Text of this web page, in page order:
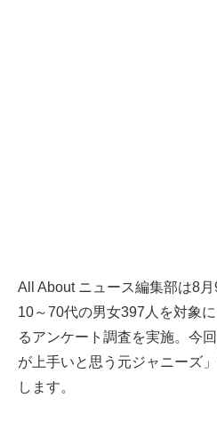
All About ニュース編集部は8
10～70代の男女397人を対象
るアンケート調査を実施。今
が上手いと思う元ジャニーズ
します。